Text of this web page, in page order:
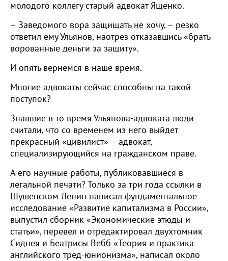
молодого коллегу старый адвокат Ященко.
– Заведомого вора защищать не хочу, – резко
ответил ему Ульянов, наотрез отказавшись «брать
ворованные деньги за защиту».
И опять вернемся в наше время.
Многие адвокаты сейчас способны на такой
поступок?
Знавшие в то время Ульянова-адвоката люди
считали, что со временем из него выйдет
прекрасный «цивилист» – адвокат,
специализирующийся на гражданском праве.
А его научные работы, публиковавшиеся в
легальной печати? Только за три года ссылки в
Шушенском Ленин написал фундаментальное
исследование «Развитие капитализма в России»,
выпустил сборник «Экономические этюды и
статьи», перевел и отредактировал двухтомник
Сиднея и Беатрисы Вебб «Теория и практика
английского тред-юнионизма», написал около